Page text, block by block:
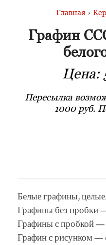
Главная ›
Графин
Цена:
Пересылка
1000 руб.
Белые графины,
Графины без пробки
Графины с пробкой
Графин с рисунком —